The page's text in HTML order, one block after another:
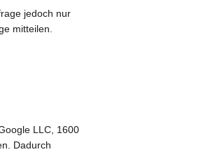
jedoch nur
mitteilen.
LLC, 1600
Dadurch